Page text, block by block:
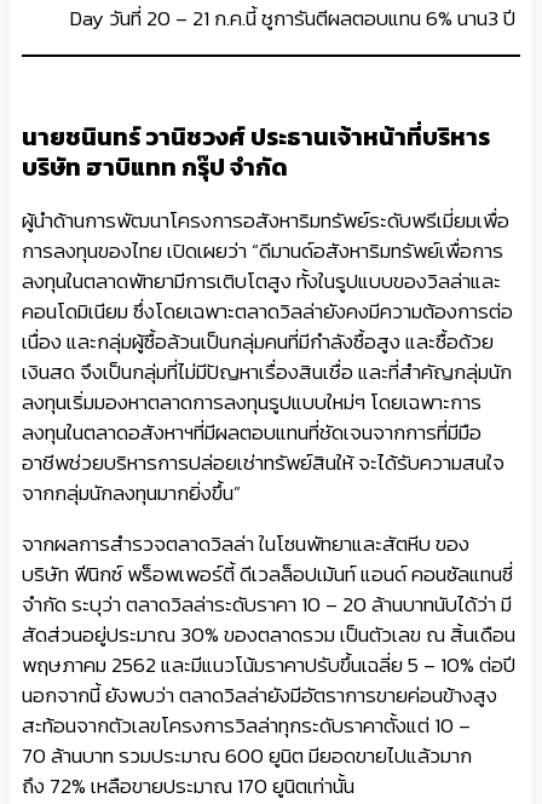
Day วันที่ 20 – 21 ก.ค.นี้ ชูการันตีผลตอบแทน 6% นาน3 ปี
นายชนินทร์ วานิชวงศ์ ประธานเจ้าหน้าที่บริหาร
บริษัท ฮาบิแทท กรุ๊ป จำกัด
ผู้นำด้านการพัฒนาโครงการอสังหาริมทรัพย์ระดับพรีเมี่ยมเพื่อ
การลงทุนของไทย เปิดเผยว่า “ดีมานด์อสังหาริมทรัพย์เพื่อการ
ลงทุนในตลาดพัทยามีการเติบโตสูง ทั้งในรูปแบบของวิลล่าและ
คอนโดมิเนียม ซึ่งโดยเฉพาะตลาดวิลล่ายังคงมีความต้องการต่อ
เนื่อง และกลุ่มผู้ซื้อล้วนเป็นกลุ่มคนที่มีกำลังซื้อสูง และซื้อด้วย
เงินสด จึงเป็นกลุ่มที่ไม่มีปัญหาเรื่องสินเชื่อ และที่สำคัญกลุ่มนัก
ลงทุนเริ่มมองหาตลาดการลงทุนรูปแบบใหม่ๆ โดยเฉพาะการ
ลงทุนในตลาดอสังหาฯที่มีผลตอบแทนที่ชัดเจนจากการที่มีมือ
อาชีพช่วยบริหารการปล่อยเช่าทรัพย์สินให้ จะได้รับความสนใจ
จากกลุ่มนักลงทุนมากยิ่งขึ้น”
จากผลการสำรวจตลาดวิลล่า ในโซนพัทยาและสัตหีบ ของ
บริษัท ฟีนิกซ์ พร็อพเพอร์ตี้ ดีเวลล็อปเม้นท์ แอนด์ คอนซัลแทนซี่
จำกัด ระบุว่า ตลาดวิลล่าระดับราคา 10 – 20 ล้านบาทนับได้ว่า มี
สัดส่วนอยู่ประมาณ 30% ของตลาดรวม เป็นตัวเลข ณ สิ้นเดือน
พฤษภาคม 2562 และมีแนวโน้มราคาปรับขึ้นเฉลี่ย 5 – 10% ต่อปี
นอกจากนี้ ยังพบว่า ตลาดวิลล่ายังมีอัตราการขายค่อนข้างสูง
สะท้อนจากตัวเลขโครงการวิลล่าทุกระดับราคาตั้งแต่ 10 –
70 ล้านบาท รวมประมาณ 600 ยูนิต มียอดขายไปแล้วมาก
ถึง 72% เหลือขายประมาณ 170 ยูนิตเท่านั้น